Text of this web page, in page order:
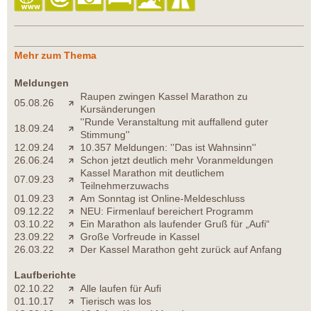
Mehr zum Thema
Meldungen
05.08.26
Raupen zwingen Kassel Marathon zu
Kursänderungen
18.09.24
''Runde Veranstaltung mit auffallend guter
Stimmung''
12.09.24
10.357 Meldungen: ''Das ist Wahnsinn''
26.06.24
Schon jetzt deutlich mehr Voranmeldungen
07.09.23
Kassel Marathon mit deutlichem
Teilnehmerzuwachs
01.09.23
Am Sonntag ist Online-Meldeschluss
09.12.22
NEU: Firmenlauf bereichert Programm
03.10.22
Ein Marathon als laufender Gruß für „Aufi“
23.09.22
Große Vorfreude in Kassel
26.03.22
Der Kassel Marathon geht zurück auf Anfang
Laufberichte
02.10.22
Alle laufen für Aufi
01.10.17
Tierisch was los